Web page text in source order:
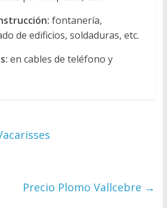
fontanería,
de edificios, soldaduras, etc.
en cables de teléfono y
Precio Plomo Vallcebre →